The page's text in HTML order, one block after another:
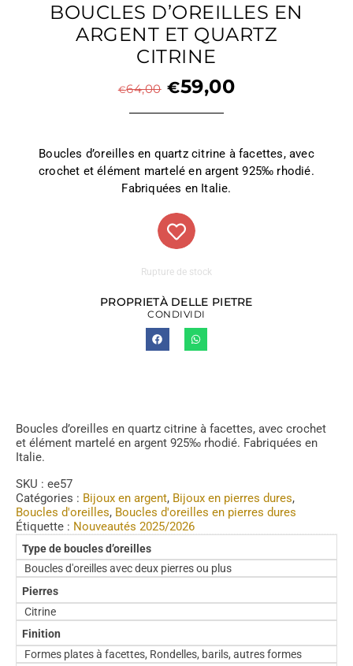
BOUCLES D’OREILLES EN
ARGENT ET QUARTZ
CITRINE
€64,00 €59,00
Boucles d’oreilles en quartz citrine à facettes, avec
crochet et élément martelé en argent 925‰ rhodié.
Fabriquées en Italie.
Rupture de stock
PROPRIETÀ DELLE PIETRE
CONDIVIDI
Boucles d’oreilles en quartz citrine à facettes, avec crochet
et élément martelé en argent 925‰ rhodié. Fabriquées en
Italie.
SKU : ee57
Catégories : Bijoux en argent, Bijoux en pierres dures,
Boucles d'oreilles, Boucles d'oreilles en pierres dures
Étiquette : Nouveautés 2025/2026
Type de boucles d’oreilles
Boucles d'oreilles avec deux pierres ou plus
Pierres
Citrine
Finition
Formes plates à facettes, Rondelles, barils, autres formes